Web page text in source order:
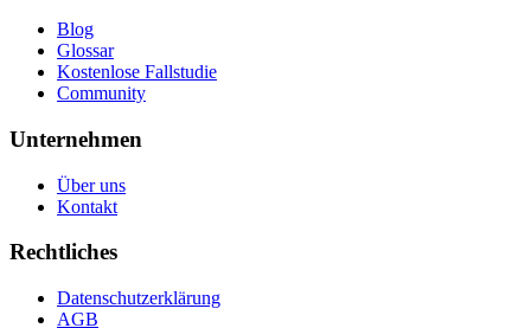
Blog
Glossar
Kostenlose Fallstudie
Community
Unternehmen
Über uns
Kontakt
Rechtliches
Datenschutzerklärung
AGB